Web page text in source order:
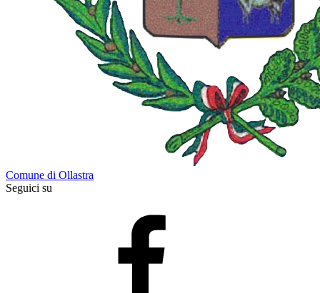
Comune di Ollastra
Seguici su